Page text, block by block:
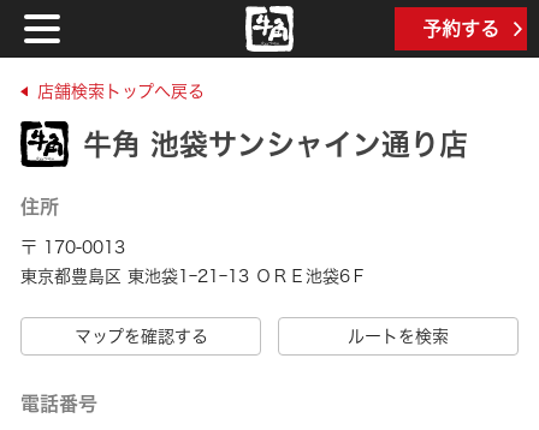
予約する
店舗検索トップへ戻る
牛角 池袋サンシャイン通り店
住所
〒 170-0013
東京都豊島区 東池袋1ｰ21ｰ13 ＯＲＥ池袋6Ｆ
マップを確認する ルートを検索
電話番号